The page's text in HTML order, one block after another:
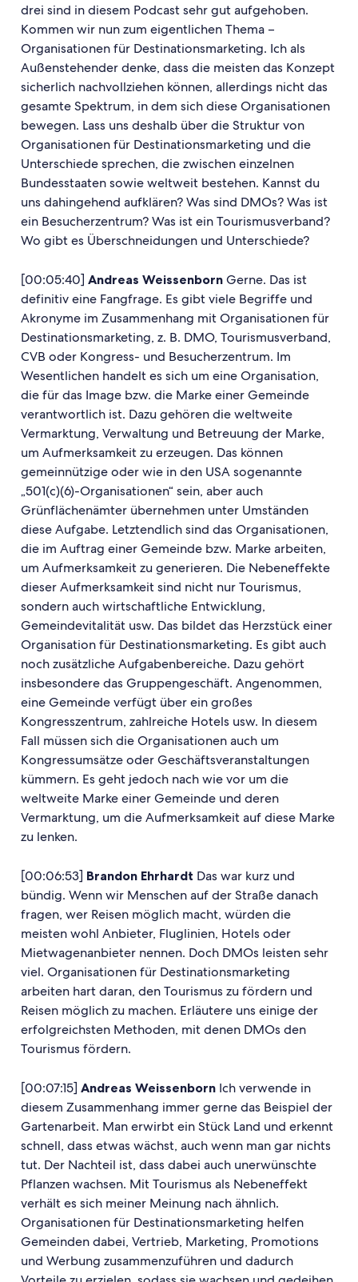
drei sind in diesem Podcast sehr gut aufgehoben.
Kommen wir nun zum eigentlichen Thema –
Organisationen für Destinationsmarketing. Ich als
Außenstehender denke, dass die meisten das Konzept
sicherlich nachvollziehen können, allerdings nicht das
gesamte Spektrum, in dem sich diese Organisationen
bewegen. Lass uns deshalb über die Struktur von
Organisationen für Destinationsmarketing und die
Unterschiede sprechen, die zwischen einzelnen
Bundesstaaten sowie weltweit bestehen. Kannst du
uns dahingehend aufklären? Was sind DMOs? Was ist
ein Besucherzentrum? Was ist ein Tourismusverband?
Wo gibt es Überschneidungen und Unterschiede?
[00:05:40] Andreas Weissenborn Gerne. Das ist
definitiv eine Fangfrage. Es gibt viele Begriffe und
Akronyme im Zusammenhang mit Organisationen für
Destinationsmarketing, z. B. DMO, Tourismusverband,
CVB oder Kongress- und Besucherzentrum. Im
Wesentlichen handelt es sich um eine Organisation,
die für das Image bzw. die Marke einer Gemeinde
verantwortlich ist. Dazu gehören die weltweite
Vermarktung, Verwaltung und Betreuung der Marke,
um Aufmerksamkeit zu erzeugen. Das können
gemeinnützige oder wie in den USA sogenannte
„501(c)(6)-Organisationen“ sein, aber auch
Grünflächenämter übernehmen unter Umständen
diese Aufgabe. Letztendlich sind das Organisationen,
die im Auftrag einer Gemeinde bzw. Marke arbeiten,
um Aufmerksamkeit zu generieren. Die Nebeneffekte
dieser Aufmerksamkeit sind nicht nur Tourismus,
sondern auch wirtschaftliche Entwicklung,
Gemeindevitalität usw. Das bildet das Herzstück einer
Organisation für Destinationsmarketing. Es gibt auch
noch zusätzliche Aufgabenbereiche. Dazu gehört
insbesondere das Gruppengeschäft. Angenommen,
eine Gemeinde verfügt über ein großes
Kongresszentrum, zahlreiche Hotels usw. In diesem
Fall müssen sich die Organisationen auch um
Kongressumsätze oder Geschäftsveranstaltungen
kümmern. Es geht jedoch nach wie vor um die
weltweite Marke einer Gemeinde und deren
Vermarktung, um die Aufmerksamkeit auf diese Marke
zu lenken.
[00:06:53] Brandon Ehrhardt Das war kurz und
bündig. Wenn wir Menschen auf der Straße danach
fragen, wer Reisen möglich macht, würden die
meisten wohl Anbieter, Fluglinien, Hotels oder
Mietwagenanbieter nennen. Doch DMOs leisten sehr
viel. Organisationen für Destinationsmarketing
arbeiten hart daran, den Tourismus zu fördern und
Reisen möglich zu machen. Erläutere uns einige der
erfolgreichsten Methoden, mit denen DMOs den
Tourismus fördern.
[00:07:15] Andreas Weissenborn Ich verwende in
diesem Zusammenhang immer gerne das Beispiel der
Gartenarbeit. Man erwirbt ein Stück Land und erkennt
schnell, dass etwas wächst, auch wenn man gar nichts
tut. Der Nachteil ist, dass dabei auch unerwünschte
Pflanzen wachsen. Mit Tourismus als Nebeneffekt
verhält es sich meiner Meinung nach ähnlich.
Organisationen für Destinationsmarketing helfen
Gemeinden dabei, Vertrieb, Marketing, Promotions
und Werbung zusammenzuführen und dadurch